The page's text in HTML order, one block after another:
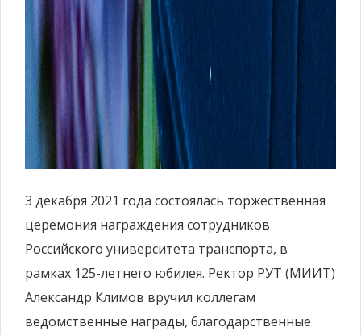
3 декабря 2021 года состоялась торжественная
церемония награждения сотрудников
Российского университета транспорта, в
рамках 125-летнего юбилея. Ректор РУТ (МИИТ)
Александр Климов вручил коллегам
ведомственные награды, благодарственные